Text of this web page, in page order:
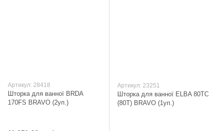
Артикул: 28418
Шторка для ванної BRDA
170FS BRAVO (2уп.)
Артикул: 23251
Шторка для ванної ELBA 80TC
(80T) BRAVO (1уп.)